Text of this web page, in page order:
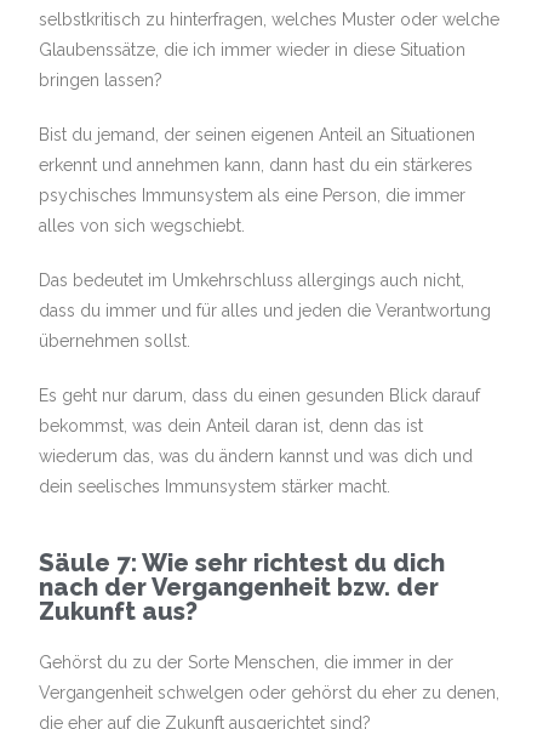
selbstkritisch zu hinterfragen, welches Muster oder welche
Glaubenssätze, die ich immer wieder in diese Situation
bringen lassen?
Bist du jemand, der seinen eigenen Anteil an Situationen
erkennt und annehmen kann, dann hast du ein stärkeres
psychisches Immunsystem als eine Person, die immer
alles von sich wegschiebt.
Das bedeutet im Umkehrschluss allergings auch nicht,
dass du immer und für alles und jeden die Verantwortung
übernehmen sollst.
Es geht nur darum, dass du einen gesunden Blick darauf
bekommst, was dein Anteil daran ist, denn das ist
wiederum das, was du ändern kannst und was dich und
dein seelisches Immunsystem stärker macht.
Säule 7: Wie sehr richtest du dich
nach der Vergangenheit bzw. der
Zukunft aus?
Gehörst du zu der Sorte Menschen, die immer in der
Vergangenheit schwelgen oder gehörst du eher zu denen,
die eher auf die Zukunft ausgerichtet sind?